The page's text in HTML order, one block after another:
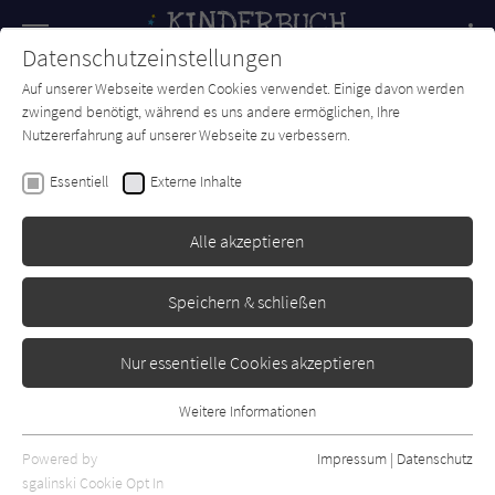
SUCHE Forum Charts Newsletter
Hanna Alkaf
Trau niemals einem Tiger
Erschienen: Oktober 2023 Bibliogr. Angaben
Datenschutzeinstellungen
Auf unserer Webseite werden Cookies verwendet. Einige davon werden
zwingend benötigt, während es uns andere ermöglichen, Ihre
Nutzererfahrung auf unserer Webseite zu verbessern.
Essentiell Externe Inhalte
Alle akzeptieren
Speichern & schließen
Nur essentielle Cookies akzeptieren
Essentielle Cookies werden für grundlegende Funktionen der
Webseite benötigt. Dadurch ist gewährleistet, dass die Webseite
Weitere Informationen
Powered by
sgalinski Cookie Opt In
Impressum | Datenschutz